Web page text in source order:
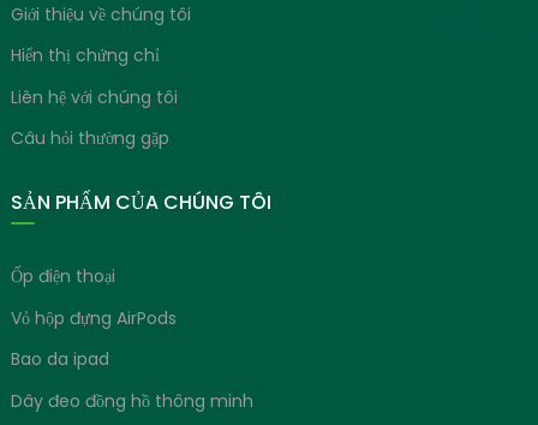
Giới thiệu về chúng tôi
Hiển thị chứng chỉ
Liên hệ với chúng tôi
Câu hỏi thường gặp
SẢN PHẨM CỦA CHÚNG TÔI
Ốp điện thoại
Vỏ hộp đựng AirPods
Bao da ipad
Dây đeo đồng hồ thông minh